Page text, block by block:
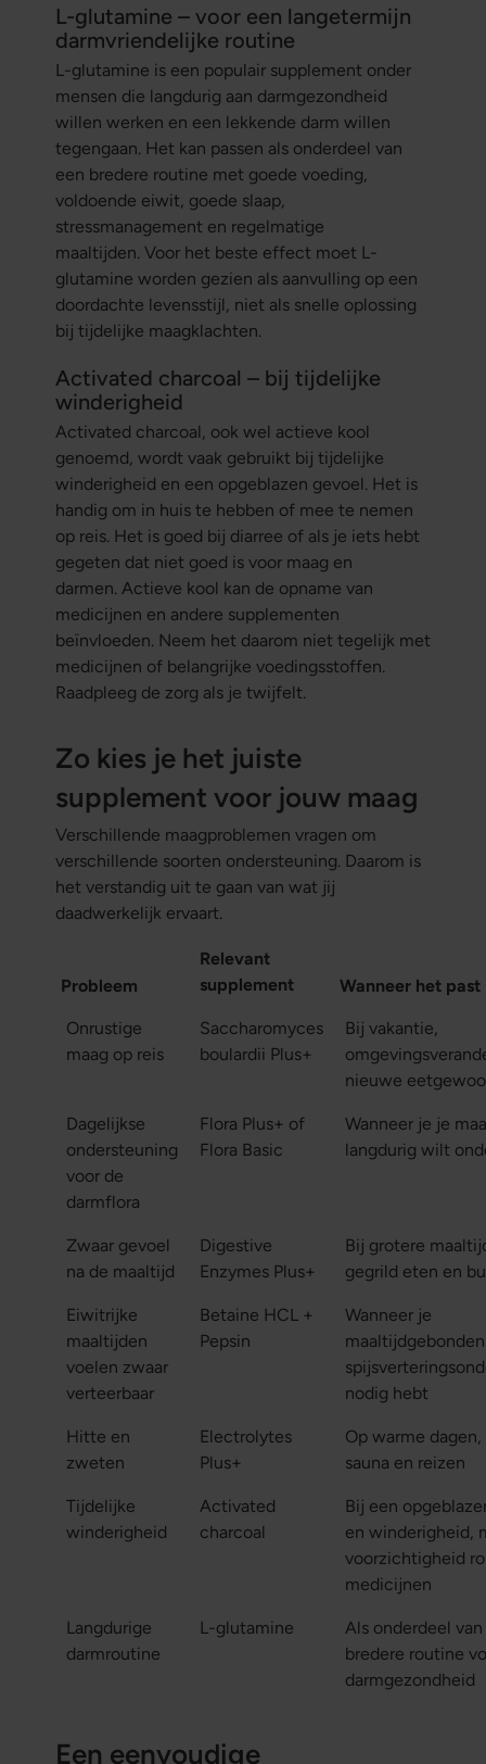
L-glutamine – voor een langetermijn
darmvriendelijke routine
L-glutamine is een populair supplement onder
mensen die langdurig aan darmgezondheid
willen werken en een lekkende darm willen
tegengaan. Het kan passen als onderdeel van
een bredere routine met goede voeding,
voldoende eiwit, goede slaap,
stressmanagement en regelmatige
maaltijden. Voor het beste effect moet L-
glutamine worden gezien als aanvulling op een
doordachte levensstijl, niet als snelle oplossing
bij tijdelijke maagklachten.
Activated charcoal – bij tijdelijke
winderigheid
Activated charcoal, ook wel actieve kool
genoemd, wordt vaak gebruikt bij tijdelijke
winderigheid en een opgeblazen gevoel. Het is
handig om in huis te hebben of mee te nemen
op reis. Het is goed bij diarree of als je iets hebt
gegeten dat niet goed is voor maag en
darmen. Actieve kool kan de opname van
medicijnen en andere supplementen
beïnvloeden. Neem het daarom niet tegelijk met
medicijnen of belangrijke voedingsstoffen.
Raadpleeg de zorg als je twijfelt.
Zo kies je het juiste
supplement voor jouw maag
Verschillende maagproblemen vragen om
verschillende soorten ondersteuning. Daarom is
het verstandig uit te gaan van wat jij
daadwerkelijk ervaart.
Probleem
Relevant
supplement
Wanneer het past
Onrustige
maag op reis
Saccharomyces
boulardii Plus+
Bij vakantie,
nieuwe
Dagelijkse
ondersteuning
voor de
darmflora
Flora Plus+ of
Flora Basic
Wanneer je je
langdurig wilt
Zwaar gevoel
na de maaltijd
Digestive
Enzymes Plus+
Bij grotere
gegrild eten en
Eiwitrijke
maaltijden
voelen zwaar
verteerbaar
Betaine HCL +
Pepsin
Wanneer je
maaltijdgebonden
nodig hebt
Hitte en
zweten
Electrolytes
Plus+
Op warme
sauna en reizen
Tijdelijke
winderigheid
Activated
charcoal
Bij een
en winderigheid,
voorzichtigheid
medicijnen
Langdurige
darmroutine
L-glutamine
Als onderdeel
bredere routine
darmgezondheid
Een eenvoudige